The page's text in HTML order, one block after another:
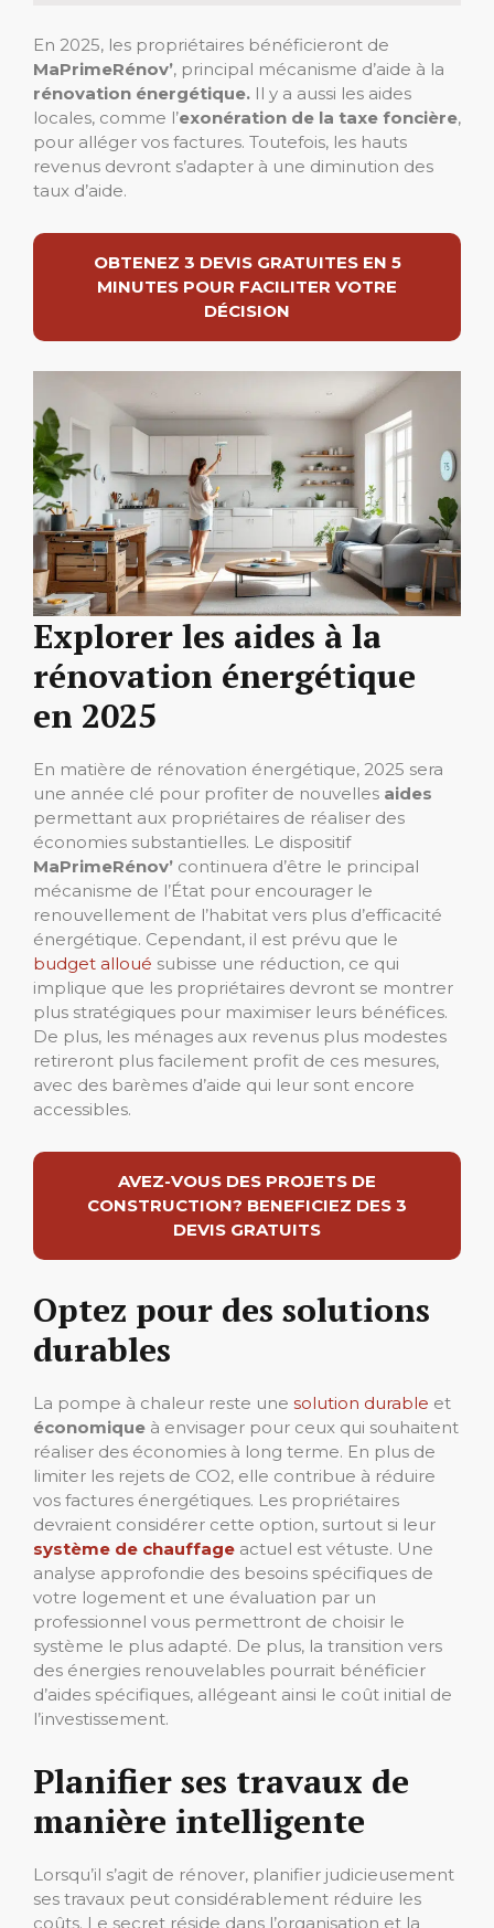
En 2025, les propriétaires bénéficieront de
MaPrimeRénov’, principal mécanisme d’aide à la
rénovation énergétique. Il y a aussi les aides
locales, comme l’exonération de la taxe foncière,
pour alléger vos factures. Toutefois, les hauts
revenus devront s’adapter à une diminution des
taux d’aide.
OBTENEZ 3 DEVIS GRATUITES EN 5
MINUTES POUR FACILITER VOTRE
DÉCISION
Explorer les aides à la
rénovation énergétique
en 2025
En matière de rénovation énergétique, 2025 sera
une année clé pour profiter de nouvelles aides
permettant aux propriétaires de réaliser des
économies substantielles. Le dispositif
MaPrimeRénov’ continuera d’être le principal
mécanisme de l’État pour encourager le
renouvellement de l’habitat vers plus d’efficacité
énergétique. Cependant, il est prévu que le
budget alloué subisse une réduction, ce qui
implique que les propriétaires devront se montrer
plus stratégiques pour maximiser leurs bénéfices.
De plus, les ménages aux revenus plus modestes
retireront plus facilement profit de ces mesures,
avec des barèmes d’aide qui leur sont encore
accessibles.
AVEZ-VOUS DES PROJETS DE
CONSTRUCTION? BENEFICIEZ DES 3
DEVIS GRATUITS
Optez pour des solutions
durables
La pompe à chaleur reste une solution durable et
économique à envisager pour ceux qui souhaitent
réaliser des économies à long terme. En plus de
limiter les rejets de CO2, elle contribue à réduire
vos factures énergétiques. Les propriétaires
devraient considérer cette option, surtout si leur
système de chauffage actuel est vétuste. Une
analyse approfondie des besoins spécifiques de
votre logement et une évaluation par un
professionnel vous permettront de choisir le
système le plus adapté. De plus, la transition vers
des énergies renouvelables pourrait bénéficier
d’aides spécifiques, allégeant ainsi le coût initial de
l’investissement.
Planifier ses travaux de
manière intelligente
Lorsqu’il s’agit de rénover, planifier judicieusement
ses travaux peut considérablement réduire les
coûts. Le secret réside dans l’organisation et la